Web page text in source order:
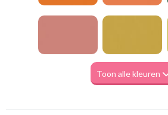
Toon alle kleuren